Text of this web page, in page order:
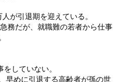
が引退期を迎えている。
務だが、就職難の若者から仕事
していない。
早めに引退する高齢者が孫の世